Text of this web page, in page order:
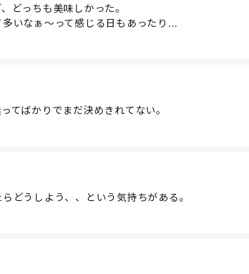
どっちも美味しかった。
いなぁ〜って感じる日もあったり...
てばかりでまだ決めきれてない。
どうしよう、、という気持ちがある。